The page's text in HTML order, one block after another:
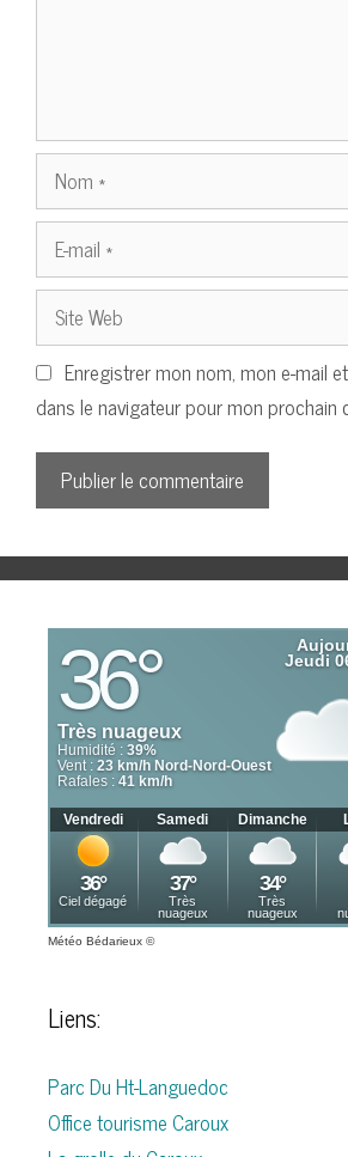
Nom
mail
Site
Web
Enregistrer mon nom, mon e-mail
dans le navigateur pour mon prochain
Météo Bédarieux ©
Liens:
Parc Du Ht-Languedoc
Office tourisme Caroux